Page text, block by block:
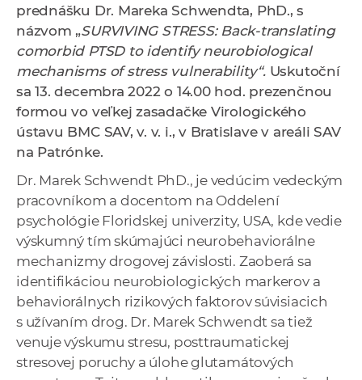
c
h
a
p
r
a
c
n
k
o
c
h
S
A
prednášku Dr. Mareka Schwendta, PhD., s
názvom „SURVIVING STRESS: Back-translating
comorbid PTSD to identify neurobiological
mechanisms of stress vulnerability“. Uskutoční
sa 13. decembra 2022 o 14.00 hod. prezenčnou
formou vo veľkej zasadačke Virologického
ústavu BMC SAV, v. v. i., v Bratislave v areáli SAV
na Patrónke.
Dr. Marek Schwendt PhD., je vedúcim vedeckým
pracovníkom a docentom na Oddelení
psychológie Floridskej univerzity, USA, kde vedie
výskumný tím skúmajúci neurobehaviorálne
mechanizmy drogovej závislosti. Zaoberá sa
identifikáciou neurobiologických markerov a
behaviorálnych rizikových faktorov súvisiacich
s užívaním drog. Dr. Marek Schwendt sa tiež
venuje výskumu stresu, posttraumatickej
stresovej poruchy a úlohe glutamátových